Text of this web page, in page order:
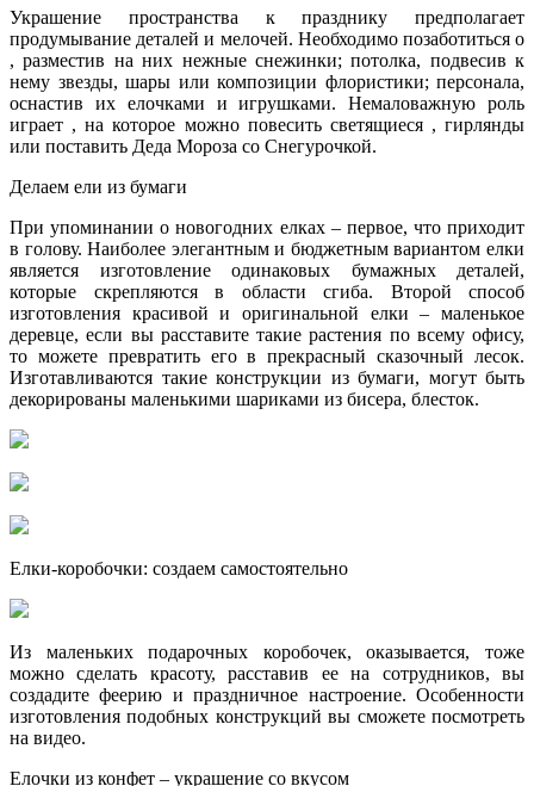
Украшение пространства к празднику предполагает
продумывание деталей и мелочей. Необходимо позаботиться о
, разместив на них нежные снежинки; потолка, подвесив к
нему звезды, шары или композиции флористики; персонала,
оснастив их елочками и игрушками. Немаловажную роль
играет , на которое можно повесить светящиеся , гирлянды
или поставить Деда Мороза со Снегурочкой.
Делаем ели из бумаги
При упоминании о новогодних елках – первое, что приходит
в голову. Наиболее элегантным и бюджетным вариантом елки
является изготовление одинаковых бумажных деталей,
которые скрепляются в области сгиба. Второй способ
изготовления красивой и оригинальной елки – маленькое
деревце, если вы расставите такие растения по всему офису,
то можете превратить его в прекрасный сказочный лесок.
Изготавливаются такие конструкции из бумаги, могут быть
декорированы маленькими шариками из бисера, блесток.
Елки-коробочки: создаем самостоятельно
Из маленьких подарочных коробочек, оказывается, тоже
можно сделать красоту, расставив ее на сотрудников, вы
создадите феерию и праздничное настроение. Особенности
изготовления подобных конструкций вы сможете посмотреть
на видео.
Елочки из конфет – украшение со вкусом